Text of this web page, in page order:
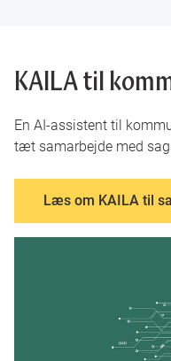
KAILA til
En AI-assistent til
tæt samarbejde med
Læs om KAILA til